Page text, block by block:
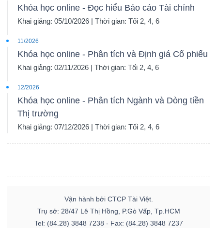
Khóa học online - Đọc hiểu Báo cáo Tài chính
Khai giảng: 05/10/2026 | Thời gian: Tối 2, 4, 6
11/2026
Khóa học online - Phân tích và Định giá Cổ phiếu
Khai giảng: 02/11/2026 | Thời gian: Tối 2, 4, 6
12/2026
Khóa học online - Phân tích Ngành và Dòng tiền
Thị trường
Khai giảng: 07/12/2026 | Thời gian: Tối 2, 4, 6
Vận hành bởi CTCP Tài Việt.
Trụ sở: 28/47 Lê Thị Hồng, P.Gò Vấp, Tp.HCM
Tel: (84.28) 3848 7238 - Fax: (84.28) 3848 7237